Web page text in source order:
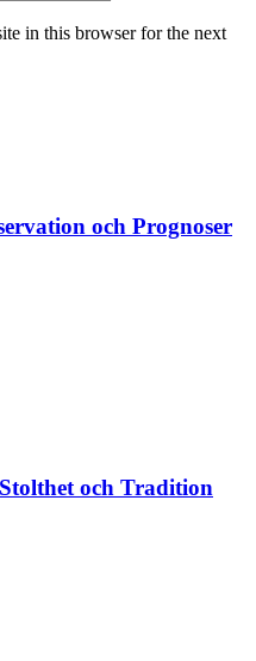
in this browser for the next
och Prognoser
och Tradition